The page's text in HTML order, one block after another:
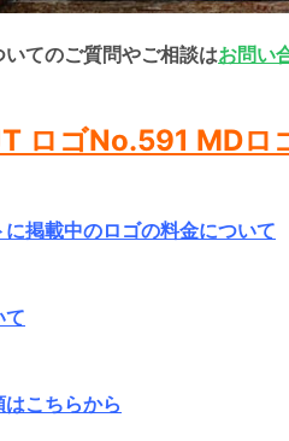
いてのご質問やご相談はお問い
ロゴNo.591 MDロ
に掲載中のロゴの料金について
て
こちらから